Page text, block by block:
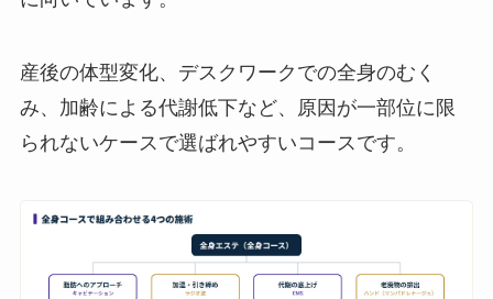
産後の体型変化、デスクワークでの全身のむく
み、加齢による代謝低下など、原因が一部位に限
られないケースで選ばれやすいコースです。